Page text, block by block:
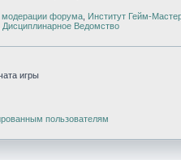
модерации форума Институт Гейм-
Дисциплинарное Ведомство
игры
пользователям